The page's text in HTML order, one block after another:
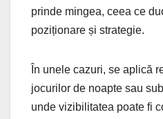
prinde mingea, ceea ce
poziționare și strategie.
În unele cazuri, se aplică
jocurilor de noapte sau
unde vizibilitatea poate fi